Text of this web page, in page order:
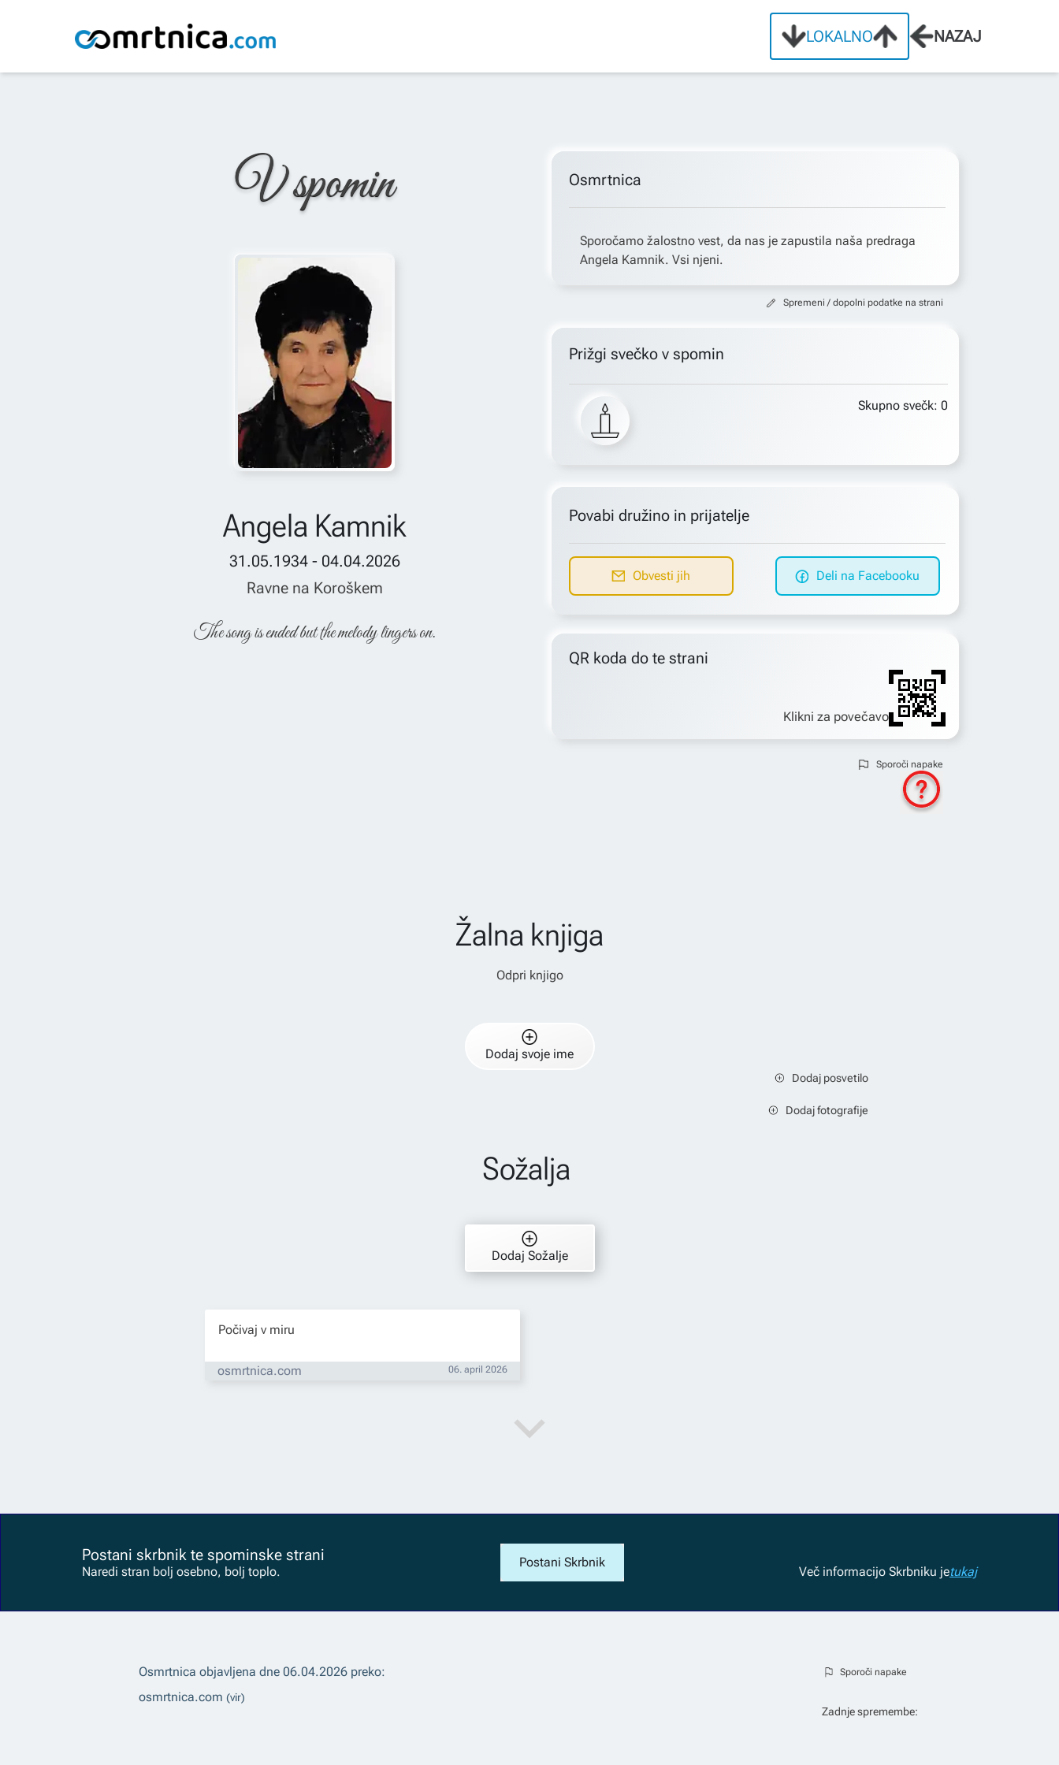
LOKALNO NAZAJ
Osmrtnice / Angela Kamnik
V spomin
Angela Kamnik
31.05.1934 - 04.04.2026
Ravne na Koroškem
The song is ended but the melody lingers on.
Osmrtnica
Sporočamo žalostno vest, da nas je zapustila naša predraga
Angela Kamnik. Vsi njeni.
Spremeni / dopolni podatke na strani
Prižgi svečko v spomin
Skupno svečk: 0
Povabi družino in prijatelje
Obvesti jih Deli na Facebooku
QR koda do te strani
Klikni za povečavo
Sporoči napake
Žalna knjiga
Odpri knjigo
Dodaj svoje ime
Dodaj posvetilo
Dodaj fotografije
Sožalja
Dodaj Sožalje
Počivaj v miru
osmrtnica.com 06. april 2026
Postani skrbnik te spominske strani
Naredi stran bolj osebno, bolj toplo.
Postani Skrbnik
Več informacijo Skrbniku jetukaj
Osmrtnica objavljena dne 06.04.2026 preko:
osmrtnica.com (vir)
Sporoči napake
Zadnje spremembe: